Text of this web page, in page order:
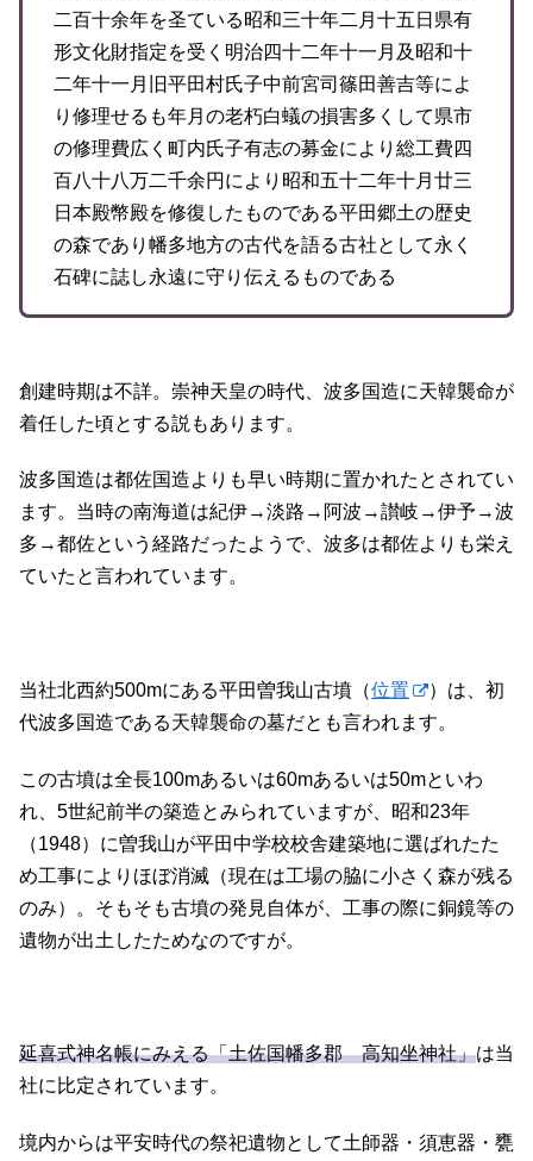
二百十余年を圣ている昭和三十年二月十五日県有
形文化財指定を受く明治四十二年十一月及昭和十
二年十一月旧平田村氏子中前宮司篠田善吉等によ
り修理せるも年月の老朽白蟻の損害多くして県市
の修理費広く町内氏子有志の募金により総工費四
百八十八万二千余円により昭和五十二年十月廿三
日本殿幣殿を修復したものである平田郷土の歴史
の森であり幡多地方の古代を語る古社として永く
石碑に誌し永遠に守り伝えるものである
創建時期は不詳。崇神天皇の時代、波多国造に天韓襲命が
着任した頃とする説もあります。
波多国造は都佐国造よりも早い時期に置かれたとされてい
ます。当時の南海道は紀伊→淡路→阿波→讃岐→伊予→波
多→都佐という経路だったようで、波多は都佐よりも栄え
ていたと言われています。
当社北西約500mにある平田曽我山古墳（位置
）は、初
代波多国造である天韓襲命の墓だとも言われます。
この古墳は全長100mあるいは60mあるいは50mといわ
れ、5世紀前半の築造とみられていますが、昭和23年
（1948）に曽我山が平田中学校校舎建築地に選ばれたた
め工事によりほぼ消滅（現在は工場の脇に小さく森が残る
のみ）。そもそも古墳の発見自体が、工事の際に銅鏡等の
遺物が出土したためなのですが。
延喜式神名帳にみえる「土佐国幡多郡 高知坐神社」は当
社に比定されています。
境内からは平安時代の祭祀遺物として土師器・須恵器・甕